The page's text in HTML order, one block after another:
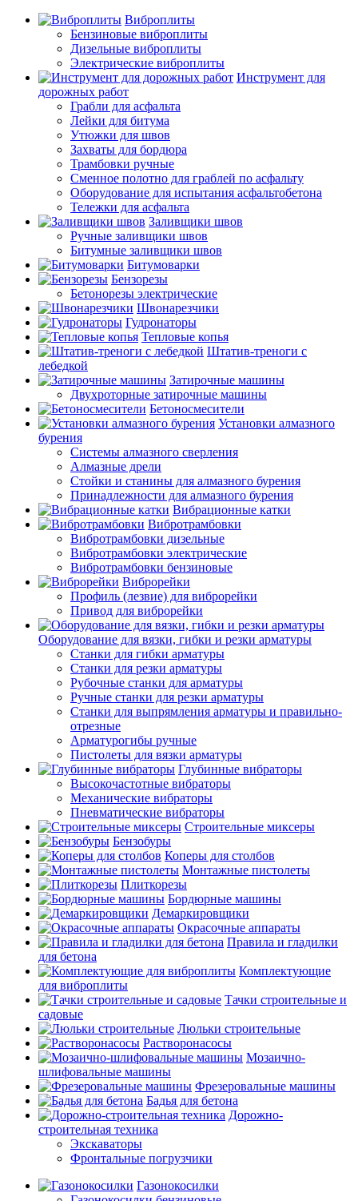
Виброплиты
Бензиновые виброплиты
Дизельные виброплиты
Электрические виброплиты
Инструмент для
дорожных работ
Грабли для асфальта
Лейки для битума
Утюжки для швов
Захваты для бордюра
Трамбовки ручные
Сменное полотно для граблей по асфальту
Оборудование для испытания асфальтобетона
Тележки для асфальта
Заливщики швов
Ручные заливщики швов
Битумные заливщики швов
Битумоварки
Бензорезы
Бетонорезы электрические
Швонарезчики
Гудронаторы
Тепловые копья
Штатив-треноги с
лебедкой
Затирочные машины
Двухроторные затирочные машины
Бетоносмесители
Установки алмазного
бурения
Системы алмазного сверления
Алмазные дрели
Стойки и станины для алмазного бурения
Принадлежности для алмазного бурения
Вибрационные катки
Вибротрамбовки
Вибротрамбовки дизельные
Вибротрамбовки электрические
Вибротрамбовки бензиновые
Виброрейки
Профиль (лезвие) для виброрейки
Привод для виброрейки
Оборудование для вязки, гибки и резки арматуры
Станки для гибки арматуры
Станки для резки арматуры
Рубочные станки для арматуры
Ручные станки для резки арматуры
Станки для выпрямления арматуры и правильно-
отрезные
Арматурогибы ручные
Пистолеты для вязки арматуры
Глубинные вибраторы
Высокочастотные вибраторы
Механические вибраторы
Пневматические вибраторы
Строительные миксеры
Бензобуры
Коперы для столбов
Монтажные пистолеты
Плиткорезы
Бордюрные машины
Демаркировщики
Окрасочные аппараты
Правила и гладилки
для бетона
Комплектующие
для виброплиты
Тачки строительные и
садовые
Люльки строительные
Растворонасосы
Мозаично-
шлифовальные машины
Фрезеровальные машины
Бадья для бетона
Дорожно-
строительная техника
Экскаваторы
Фронтальные погрузчики
Газонокосилки